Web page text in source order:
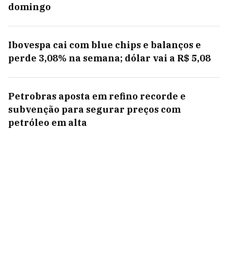
domingo
Ibovespa cai com blue chips e balanços e
perde 3,08% na semana; dólar vai a R$ 5,08
Petrobras aposta em refino recorde e
subvenção para segurar preços com
petróleo em alta